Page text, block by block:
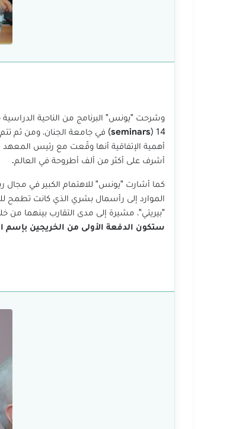
14 (
seminars) في جامعة الجنان، ومن ثم
أهمية الإتفاقية أنها وقّعت مع رئيس المعهد
أشرف على أكثر من ألف أطروحة في العالم.
كما أشارت "يونس" للاهتمام الكبير في مجال
الموارد إلى رأسمال بشري الذي كانت تطمح
"بيريتي"، مشيرة إلى مدى التقارب بينهما من
ستكون الدفعة الأولى من الخريجين بإسم